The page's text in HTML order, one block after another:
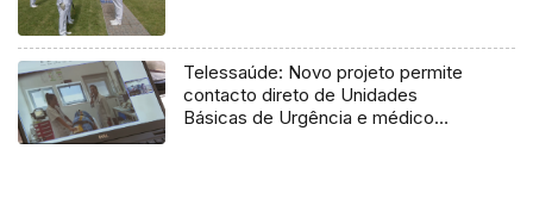
Telessaúde: Novo projeto permite
contacto direto de Unidades
Básicas de Urgência e médico